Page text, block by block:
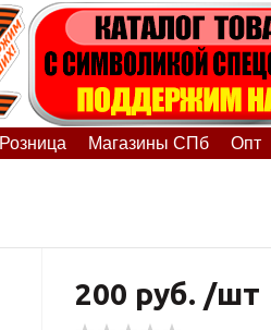
Розница Магазины СПб Опт
200 руб. /шт